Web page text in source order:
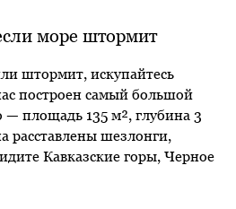
море штормит
штормит, искупайтесь
построен самый большой
— площадь 135 м², глубина 3
расставлены шезлонги,
Кавказские горы, Черное